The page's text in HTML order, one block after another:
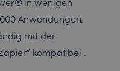
Anwendungen.
mit der
kompatibel .